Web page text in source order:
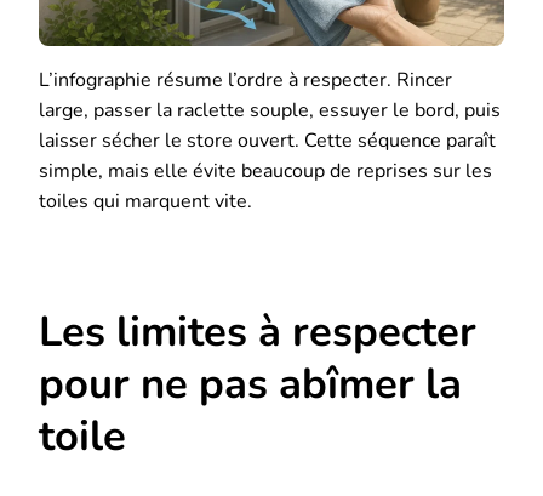
L’infographie résume l’ordre à respecter. Rincer
large, passer la raclette souple, essuyer le bord, puis
laisser sécher le store ouvert. Cette séquence paraît
simple, mais elle évite beaucoup de reprises sur les
toiles qui marquent vite.
Les limites à respecter
pour ne pas abîmer la
toile